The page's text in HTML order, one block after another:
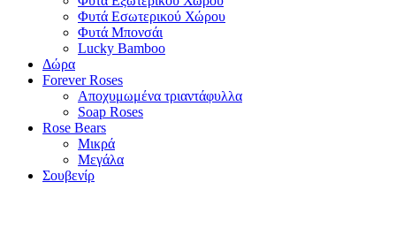
Φυτά Εσωτερικού Χώρου
Φυτά Μπονσάι
Lucky Bamboo
Δώρα
Forever Roses
Αποχυμωμένα τριαντάφυλλα
Soap Roses
Rose Βears
Μικρά
Μεγάλα
Σουβενίρ